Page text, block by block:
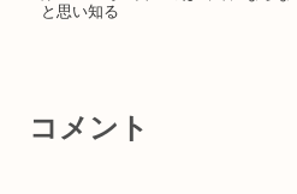
と思い知る
コメント